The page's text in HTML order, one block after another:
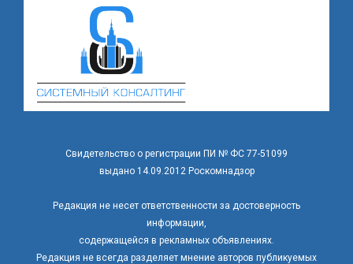
Свидетельство о регистрации ПИ № ФС 77-51099
выдано 14.09.2012 Роскомнадзор
Редакция не несет ответственности за достоверность
информации,
содержащейся в рекламных объявлениях.
Редакция не всегда разделяет мнение авторов публикуемых